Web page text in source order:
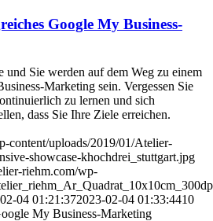
Google My Business-
und Sie werden auf dem Weg zu einem
Marketing sein. Vergessen Sie
zu lernen und sich
dass Sie Ihre Ziele erreichen.
content/uploads/2019/01/Atelier-
showcase-khochdrei_stuttgart.jpg
riehm.com/wp-
04 01:21:372023-02-04 01:33:4410
My Business-Marketing